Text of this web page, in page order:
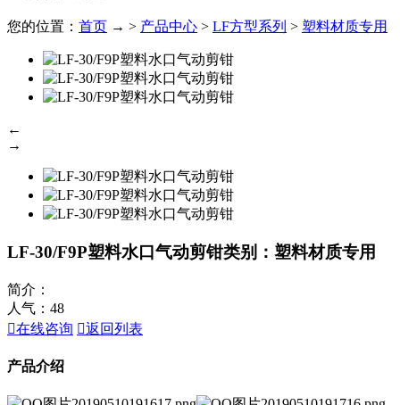
您的位置： 首页 → > 产品中心 > LF方型系列 > 塑料材质专用
←
→
LF-30/F9P塑料水口气动剪钳类别：塑料材质专用
简介：
人气： 48
在线咨询 返回列表
产品介绍